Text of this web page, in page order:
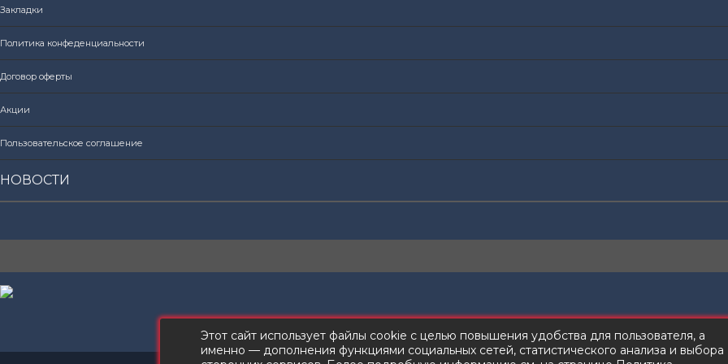
Закладки
Политика конфеденциальности
Договор оферты
Акции
Пользовательское соглашение
НОВОСТИ
Этот сайт использует файлы cookie с целью повышения удобства для пользователя, а
именно — дополнения функциями социальных сетей, статистического анализа и выбора